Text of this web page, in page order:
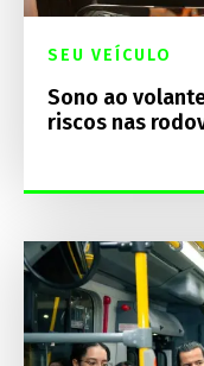
SEU VEÍCULO
Sono ao
riscos nas